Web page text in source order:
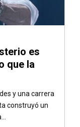
es
que la
y una carrera
construyó un